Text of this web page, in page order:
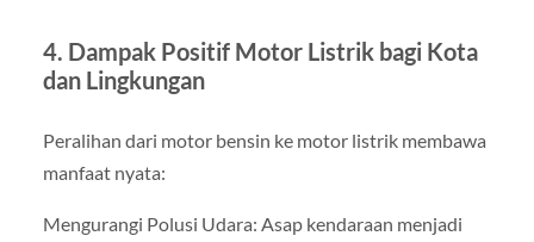
4. Dampak Positif Motor Listrik bagi Kota
dan Lingkungan
Peralihan dari motor bensin ke motor listrik membawa
manfaat nyata:
Mengurangi Polusi Udara: Asap kendaraan menjadi